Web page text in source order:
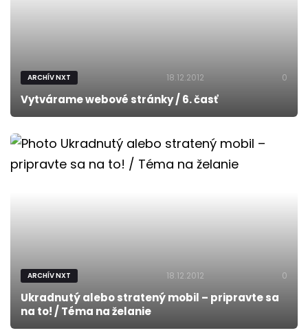
ARCHÍV NXT 18.12.2012 0
Vytvárame webové stránky / 6. časť
ARCHÍV NXT 18.12.2012 0
Ukradnutý alebo stratený mobil – pripravte sa
na to! / Téma na želanie